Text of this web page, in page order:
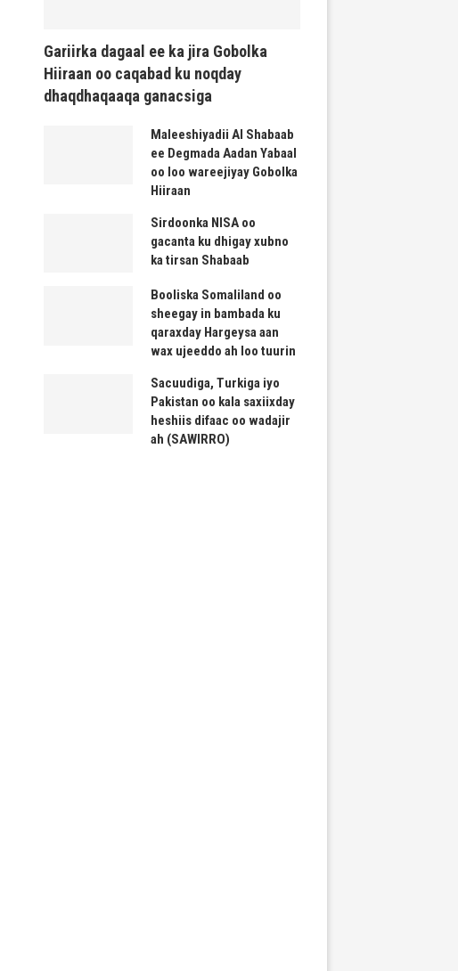
Gariirka dagaal ee ka jira Gobolka
Hiiraan oo caqabad ku noqday
dhaqdhaqaaqa ganacsiga
Maleeshiyadii Al Shabaab
ee Degmada Aadan Yabaal
oo loo wareejiyay Gobolka
Hiiraan
Sirdoonka NISA oo
gacanta ku dhigay xubno
ka tirsan Shabaab
Booliska Somaliland oo
sheegay in bambada ku
qaraxday Hargeysa aan
wax ujeeddo ah loo tuurin
Sacuudiga, Turkiga iyo
Pakistan oo kala saxiixday
heshiis difaac oo wadajir
ah (SAWIRRO)